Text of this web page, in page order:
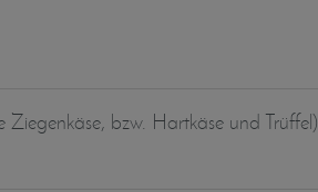
bzw. Hartkäse und